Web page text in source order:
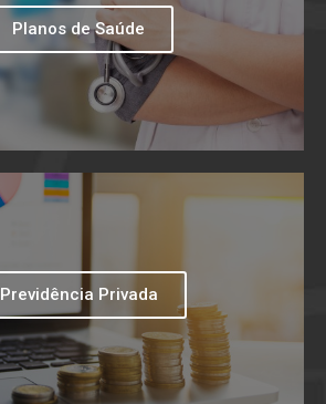
Planos de Saúde
Previdência Privada